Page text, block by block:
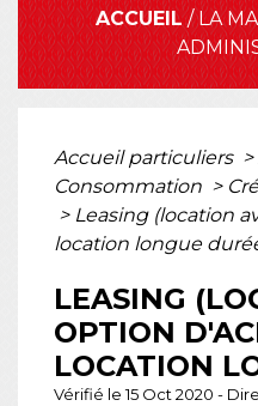
ACCUEIL/LA
Accueil particuliers >
Consommation >
> Leasing (location
location longue
LEASING
OPTION
LOCATION
Vérifié le 15 Oct 2020 -